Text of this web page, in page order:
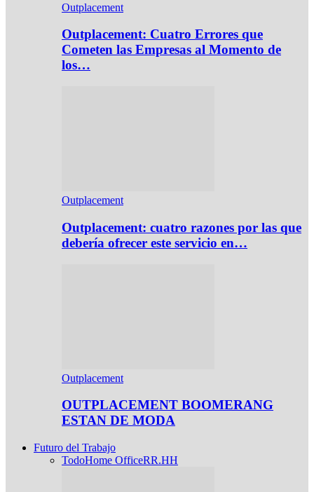
Outplacement
Outplacement: Cuatro Errores que
Cometen las Empresas al Momento de
los…
Outplacement
Outplacement: cuatro razones por las que
debería ofrecer este servicio en…
Outplacement
OUTPLACEMENT BOOMERANG
ESTAN DE MODA
Futuro del Trabajo
TodoHome OfficeRR.HH